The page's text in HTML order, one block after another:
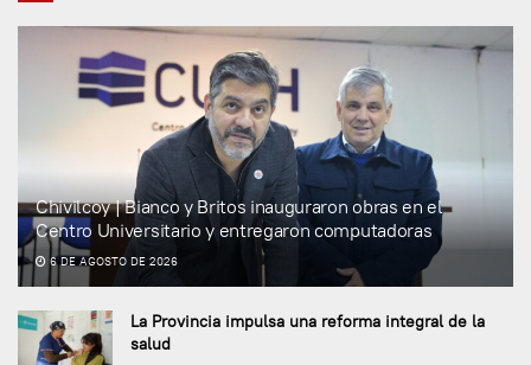
Chivilcoy | Bianco y Britos inauguraron obras en el
Centro Universitario y entregaron computadoras
6 DE AGOSTO DE 2026
La Provincia impulsa una reforma integral de la
salud